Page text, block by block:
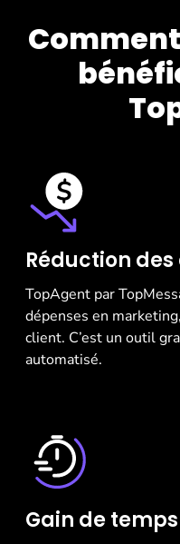
Réduction
TopAgent par
dépenses en
client. C’est un outil
automatisé.
Gain de temps